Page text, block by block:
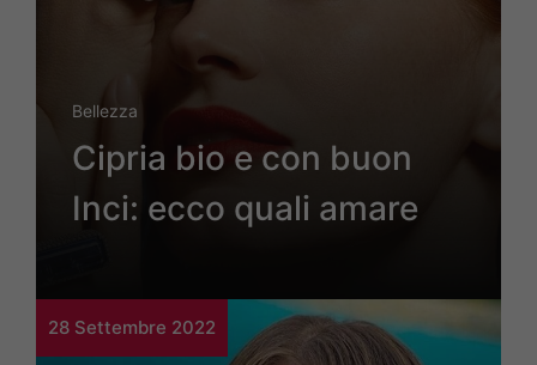
Bellezza
Cipria bio e con buon
Inci: ecco quali amare
28 Settembre 2022